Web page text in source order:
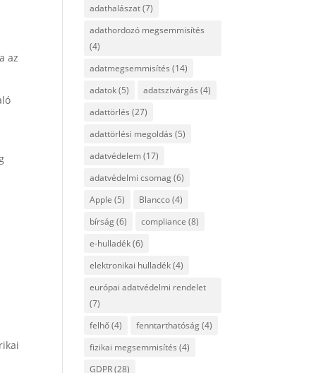
az
adathalászat(7)
adathordozó megsemmisítés
(4)
adatmegsemmisítés (14)
adatok(5) adatszivárgás (4)
adattörlés (27)
adattörlési megoldás (5)
adatvédelem(17)
adatvédelmi csomag(6)
Apple (5) Blancco(4)
bírság(6) compliance (8)
e-hulladék(6)
elektronikai hulladék(4)
európai adatvédelmi rendelet
(7)
felhő(4) fenntarthatóság(4)
fizikai megsemmisítés (4)
GDPR(28)